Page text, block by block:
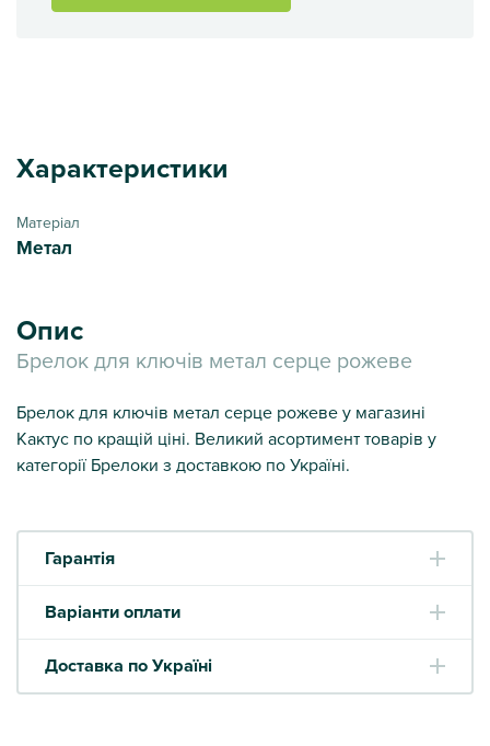
Характеристики
Матеріал
Метал
Опис
Брелок для ключів метал серце рожеве
Брелок для ключів метал серце рожеве у магазині
Кактус по кращій ціні. Великий асортимент товарів у
категорії Брелоки з доставкою по Україні.
Гарантія
Варіанти оплати
Доставка по Україні